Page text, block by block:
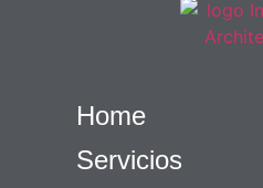
Home
Servicios